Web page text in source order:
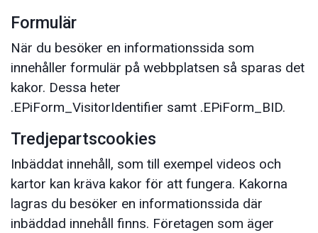
Formulär
När du besöker en informationssida som
innehåller formulär på webbplatsen så sparas det
kakor. Dessa heter
.EPiForm_VisitorIdentifier samt .EPiForm_BID.
Tredjepartscookies
Inbäddat innehåll, som till exempel videos och
kartor kan kräva kakor för att fungera. Kakorna
lagras du besöker en informationssida där
inbäddad innehåll finns. Företagen som äger